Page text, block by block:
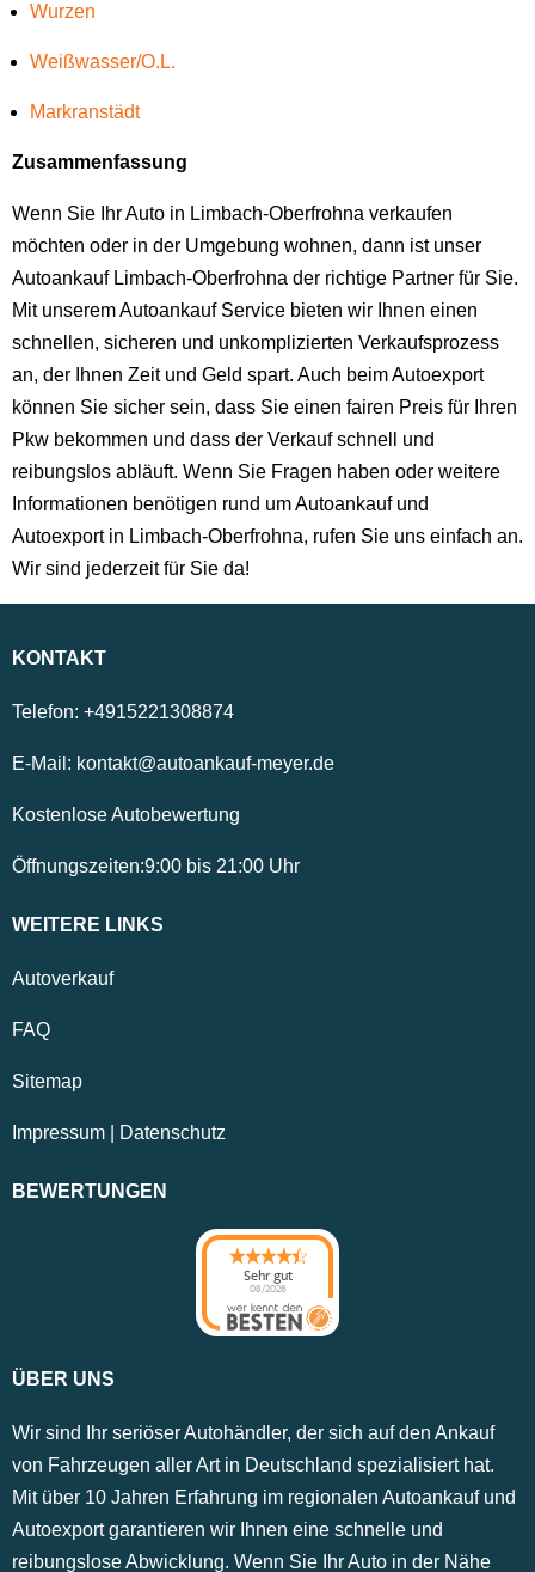
Wurzen
Weißwasser/O.L.
Markranstädt
Zusammenfassung
Wenn Sie Ihr Auto in Limbach-Oberfrohna verkaufen
möchten oder in der Umgebung wohnen, dann ist unser
Autoankauf Limbach-Oberfrohna der richtige Partner für Sie.
Mit unserem Autoankauf Service bieten wir Ihnen einen
schnellen, sicheren und unkomplizierten Verkaufsprozess
an, der Ihnen Zeit und Geld spart. Auch beim Autoexport
können Sie sicher sein, dass Sie einen fairen Preis für Ihren
Pkw bekommen und dass der Verkauf schnell und
reibungslos abläuft. Wenn Sie Fragen haben oder weitere
Informationen benötigen rund um Autoankauf und
Autoexport in Limbach-Oberfrohna, rufen Sie uns einfach an.
Wir sind jederzeit für Sie da!
KONTAKT
Telefon: +4915221308874
E-Mail: kontakt@autoankauf-meyer.de
Kostenlose Autobewertung
Öffnungszeiten:9:00 bis 21:00 Uhr
WEITERE LINKS
Autoverkauf
FAQ
Sitemap
Impressum Datenschutz
BEWERTUNGEN
Sehr gut
08/2026
ÜBER UNS
Wir sind Ihr seriöser Autohändler, der sich auf den Ankauf
von Fahrzeugen aller Art in Deutschland spezialisiert hat.
Mit über 10 Jahren Erfahrung im regionalen Autoankauf und
Autoexport garantieren wir Ihnen eine schnelle und
reibungslose Abwicklung. Wenn Sie Ihr Auto in der Nähe